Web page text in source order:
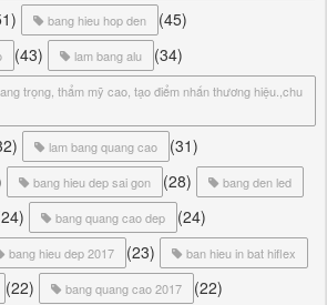
bang hieu hop den (45)
(43) lam bang alu (34)
trọng, thẩm mỹ cao, tạo điểm nhấn thương hiệu.,chu
lam bang quang cao (31)
bang hieu dep sai gon (28) bang den led
bang quang cao dep (24)
bang hieu dep 2017 (23) ban hieu in bat hiflex
(22) bang quang cao 2017 (22)